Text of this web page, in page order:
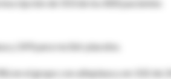
de 503 de los 800 pacientes
y 249 para recibir placebo.
en el grupo con alteplasa y en 102 de